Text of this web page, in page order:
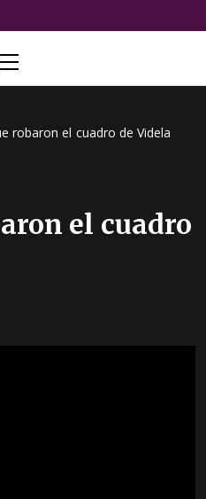
Viral
Menu
robaron el cuadro de Videla
el cuadro